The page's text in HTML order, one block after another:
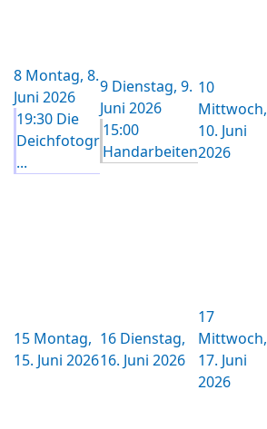
8 Montag, 8.
Juni 2026
19:30 Die
Deichfotogr
...
9 Dienstag, 9.
Juni 2026
15:00
Handarbeiten
10
Mittwoch,
10. Juni
2026
15 Montag,
15. Juni 2026
16 Dienstag,
16. Juni 2026
17
Mittwoch,
17. Juni
2026